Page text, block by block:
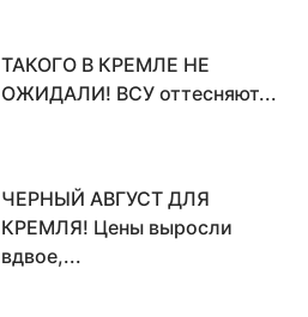
ТАКОГО В КРЕМЛЕ НЕ
ОЖИДАЛИ! ВСУ оттесняют...
ЧЕРНЫЙ АВГУСТ ДЛЯ
КРЕМЛЯ! Цены выросли
вдвое,...